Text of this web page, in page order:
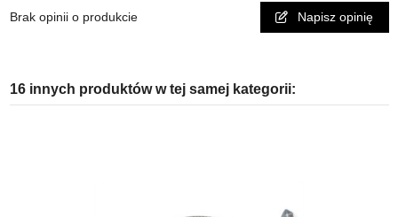
Brak opinii o produkcie Napisz opinię
16 innych produktów w tej samej kategorii: